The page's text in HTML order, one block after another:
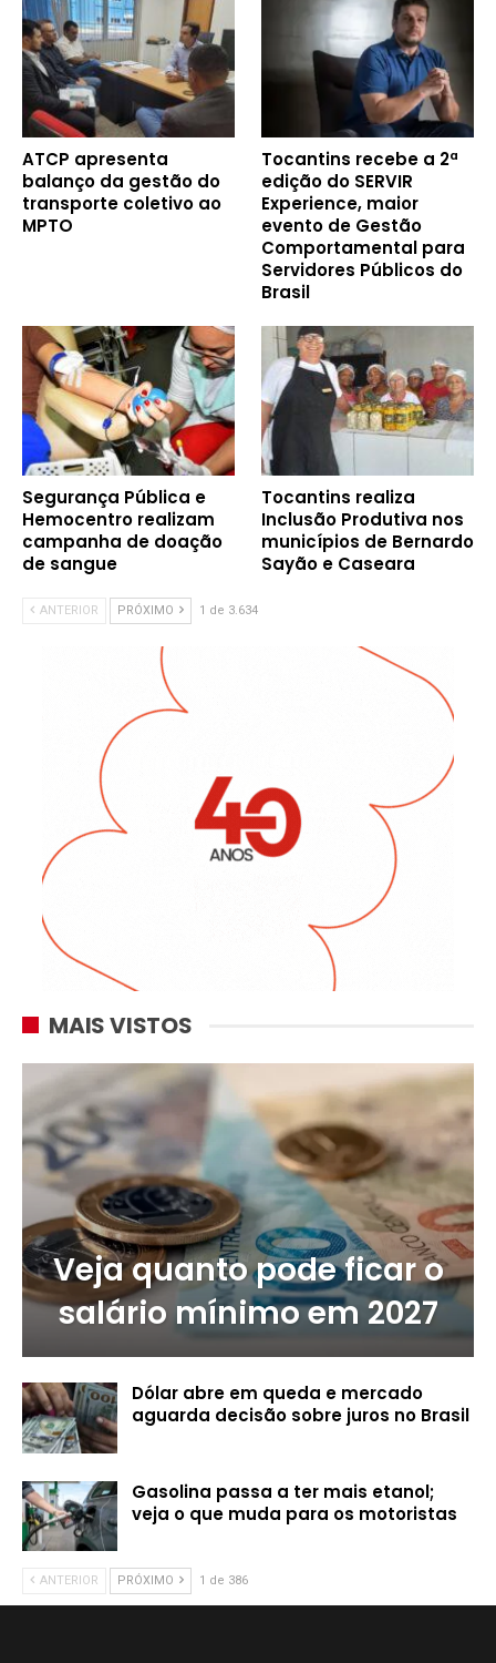
ATCP apresenta
balanço da gestão do
transporte coletivo ao
MPTO
Tocantins recebe a 2ª
edição do SERVIR
Experience, maior
evento de Gestão
Comportamental para
Servidores Públicos do
Brasil
Segurança Pública e
Hemocentro realizam
campanha de doação
de sangue
Tocantins realiza
Inclusão Produtiva nos
municípios de Bernardo
Sayão e Caseara
ANTERIOR PRÓXIMO 1 de 3.634
MAIS VISTOS
Veja quanto pode ficar o
salário mínimo em 2027
Dólar abre em queda e mercado
aguarda decisão sobre juros no Brasil
Gasolina passa a ter mais etanol;
veja o que muda para os motoristas
ANTERIOR PRÓXIMO 1 de 386